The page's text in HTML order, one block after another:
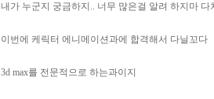
내가 누군지 궁금하지.. 너무 많은걸 알려 하지마 다
이번에 케릭터 에니메이션과에 합격해서 다닐꼬다
3d max를 전문적으로 하는과이지